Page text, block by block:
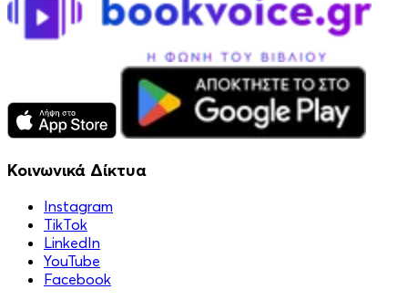
Κοινωνικά Δίκτυα
Instagram
TikTok
LinkedIn
YouTube
Facebook